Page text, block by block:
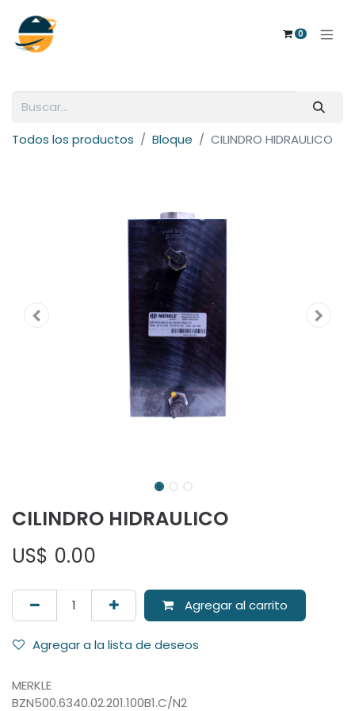
0
Todos los productos Bloque CILINDRO HIDRAULICO
CILINDRO HIDRAULICO
US$ 0.00
Agregar al carrito
Agregar a la lista de deseos
MERKLE
BZN500.6340.02.201.100B1.C/N2